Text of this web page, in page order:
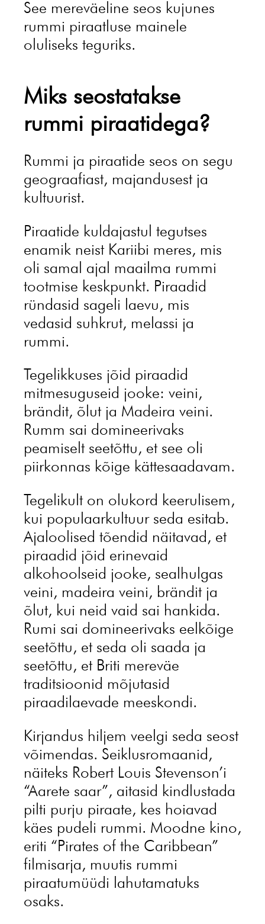
See mereväeline seos kujunes
rummi piraatluse mainele
oluliseks teguriks.
Miks seostatakse
rummi piraatidega?
Rummi ja piraatide seos on segu
geograafiast, majandusest ja
kultuurist.
Piraatide kuldajastul tegutses
enamik neist Kariibi meres, mis
oli samal ajal maailma rummi
tootmise keskpunkt. Piraadid
ründasid sageli laevu, mis
vedasid suhkrut, melassi ja
rummi.
Tegelikkuses jõid piraadid
mitmesuguseid jooke: veini,
brändit, õlut ja Madeira veini.
Rumm sai domineerivaks
peamiselt seetõttu, et see oli
piirkonnas kõige kättesaadavam.
Tegelikult on olukord keerulisem,
kui populaarkultuur seda esitab.
Ajaloolised tõendid näitavad, et
piraadid jõid erinevaid
alkohoolseid jooke, sealhulgas
veini, madeira veini, brändit ja
õlut, kui neid vaid sai hankida.
Rumi sai domineerivaks eelkõige
seetõttu, et seda oli saada ja
seetõttu, et Briti mereväe
traditsioonid mõjutasid
piraadilaevade meeskondi.
Kirjandus hiljem veelgi seda seost
võimendas. Seiklusromaanid,
näiteks Robert Louis Stevenson’i
“Aarete saar”, aitasid kindlustada
pilti purju piraate, kes hoiavad
käes pudeli rummi. Moodne kino,
eriti “Pirates of the Caribbean”
filmisarja, muutis rummi
piraatumüüdi lahutamatuks
osaks.